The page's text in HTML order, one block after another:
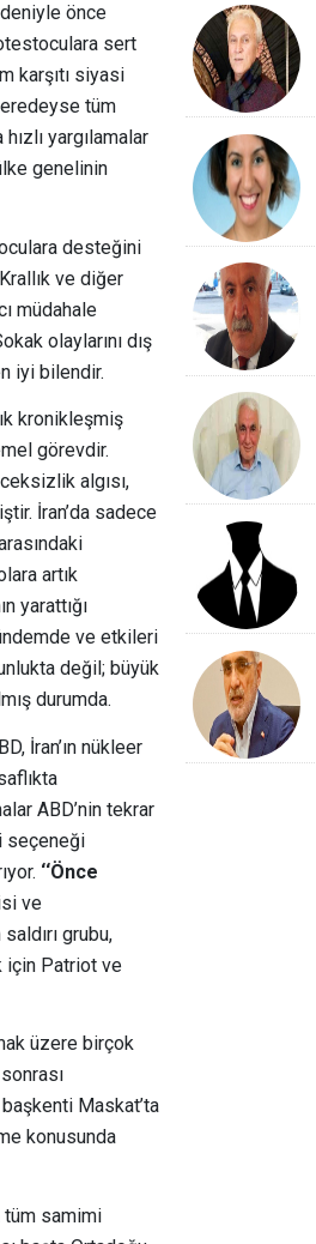
önce
sert
karşıtı siyasi
tüm
yargılamalar
genelinin
desteğini
ve diğer
müdahale
olaylarını dış
iyi bilendir.
kronikleşmiş
görevdir.
algısı,
İran’da sadece
artık
yarattığı
ve etkileri
değil; büyük
durumda.
İran’ın nükleer
ABD’nin tekrar
seçeneği
‘‘Önce
ve
grubu,
için Patriot ve
üzere birçok
başkenti Maskat’ta
konusunda
tüm samimi